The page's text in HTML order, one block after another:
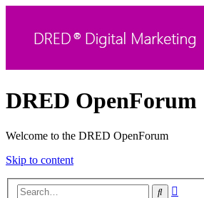
DRED OpenForum
Welcome to the DRED OpenForum
Skip to content
Search